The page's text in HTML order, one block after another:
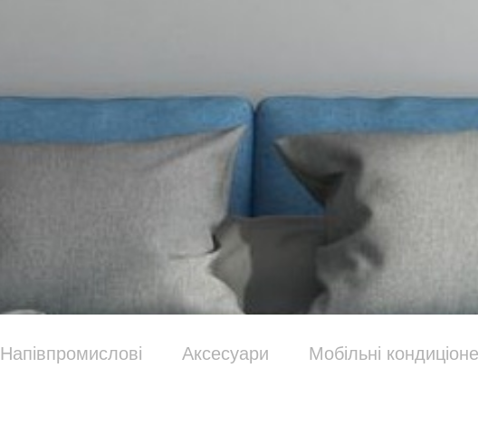
Напівпромислові Аксесуари Мобільні